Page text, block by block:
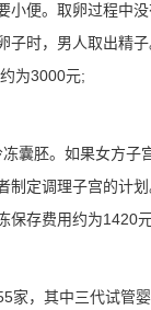
小便。取卵过程中
子时，男人取出精
为3000元;
囊胚。如果女方子
制定调理子宫的计
保存费用约为1420
家，其中三代试管